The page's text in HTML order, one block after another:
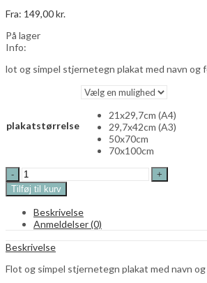
Fra: 149,00kr.
På lager
Info:
lot og simpel stjernetegn plakat med navn og
plakatstørrelse
21x29,7cm (A4)
29,7x42cm (A3)
50x70cm
70x100cm
Fisken
stjernetegn
plakat
med
navn
og
fødselsdato
-
Tilføj til kurv
Beskrivelse
Anmeldelser (0)
Beskrivelse
Flot og simpel stjernetegn plakat med navn